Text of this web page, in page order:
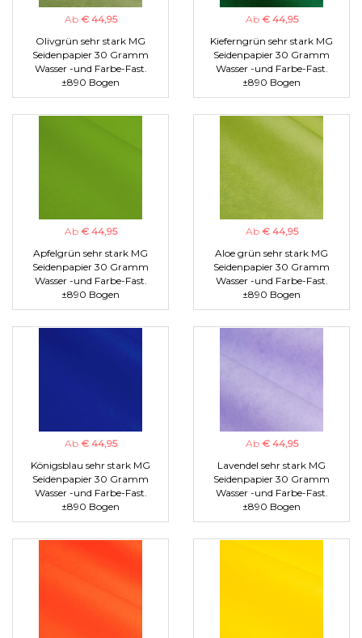
Ab € 44,95
Olivgrün sehr stark MG
Seidenpapier 30 Gramm
Wasser -und Farbe-Fast.
±890 Bogen
Ab € 44,95
Kieferngrün sehr stark MG
Seidenpapier 30 Gramm
Wasser -und Farbe-Fast.
±890 Bogen
Ab € 44,95
Apfelgrün sehr stark MG
Seidenpapier 30 Gramm
Wasser -und Farbe-Fast.
±890 Bogen
Ab € 44,95
Aloe grün sehr stark MG
Seidenpapier 30 Gramm
Wasser -und Farbe-Fast.
±890 Bogen
Ab € 44,95
Königsblau sehr stark MG
Seidenpapier 30 Gramm
Wasser -und Farbe-Fast.
±890 Bogen
Ab € 44,95
Lavendel sehr stark MG
Seidenpapier 30 Gramm
Wasser -und Farbe-Fast.
±890 Bogen